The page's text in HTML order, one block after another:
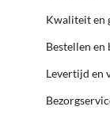
Kwaliteit en
Bestellen en
Levertijd en